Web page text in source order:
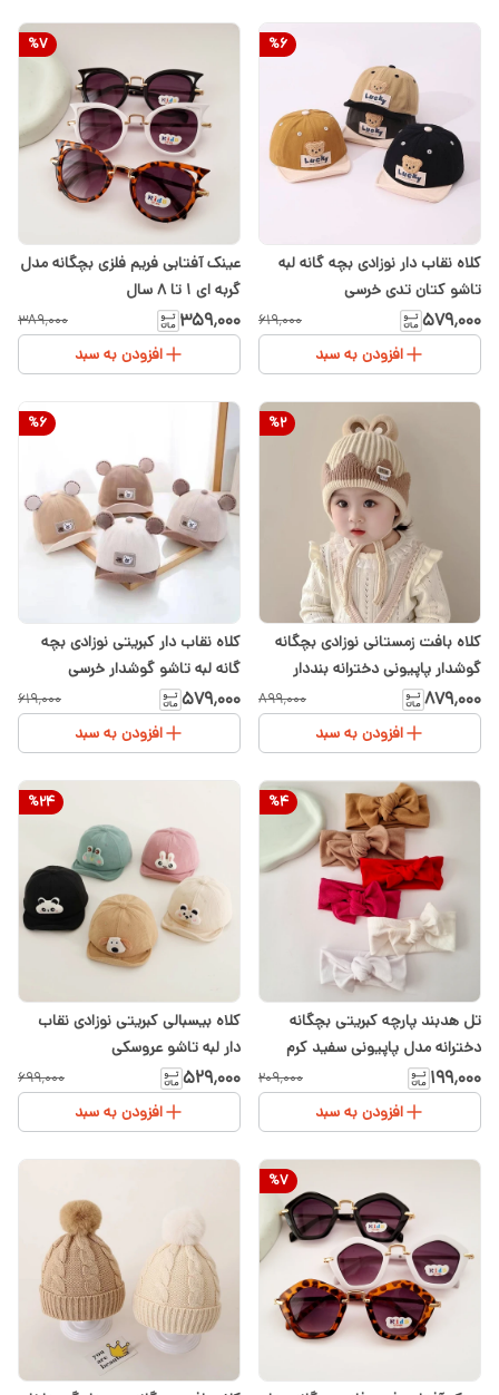
%6
کلاه نقاب دار نوزادی بچه گانه لبه
تاشو کتان تدی خرسی
۵۷۹٬۰۰۰ ۶۱۹٬۰۰۰
افزودن به سبد
%7
عینک آفتابی فریم فلزی بچگانه مدل
گربه ای ۱ تا ۸ سال
۳۵۹٬۰۰۰ ۳۸۹٬۰۰۰
افزودن به سبد
%2
کلاه بافت زمستانی نوزادی بچگانه
گوشدار پاپیونی دخترانه بنددار
آسترداره ۸ ماه تا ۳ سال
۸۷۹٬۰۰۰ ۸۹۹٬۰۰۰
افزودن به سبد
%6
کلاه نقاب دار کبریتی نوزادی بچه
گانه لبه تاشو گوشدار خرسی
۵۷۹٬۰۰۰ ۶۱۹٬۰۰۰
افزودن به سبد
%4
تل هدبند پارچه کبریتی بچگانه
دخترانه مدل پاپیونی سفید کرم
قرمز نسکافه ای
۱۹۹٬۰۰۰ ۲۰۹٬۰۰۰
افزودن به سبد
%24
کلاه بیسبالی کبریتی نوزادی نقاب
دار لبه تاشو عروسکی
۵۲۹٬۰۰۰ ۶۹۹٬۰۰۰
افزودن به سبد
%7